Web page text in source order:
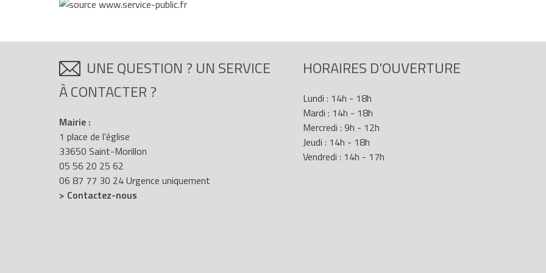
UNE QUESTION ? UN SERVICE
À CONTACTER ?
Mairie :
1 place de l'église
33650 Saint-Morillon
05 56 20 25 62
06 87 77 30 24 Urgence uniquement
> Contactez-nous
HORAIRES D'OUVERTURE
Lundi : 14h - 18h
Mardi : 14h - 18h
Mercredi : 9h - 12h
Jeudi : 14h - 18h
Vendredi : 14h - 17h